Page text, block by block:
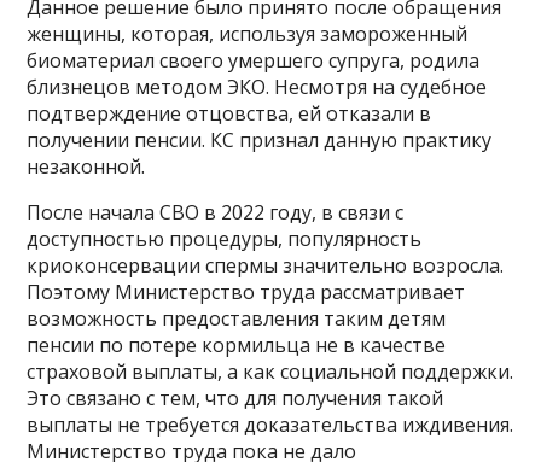
Данное решение было принято после обращения
женщины, которая, используя замороженный
биоматериал своего умершего супруга, родила
близнецов методом ЭКО. Несмотря на судебное
подтверждение отцовства, ей отказали в
получении пенсии. КС признал данную практику
незаконной.
После начала СВО в 2022 году, в связи с
доступностью процедуры, популярность
криоконсервации спермы значительно возросла.
Поэтому Министерство труда рассматривает
возможность предоставления таким детям
пенсии по потере кормильца не в качестве
страховой выплаты, а как социальной поддержки.
Это связано с тем, что для получения такой
выплаты не требуется доказательства иждивения.
Министерство труда пока не дало